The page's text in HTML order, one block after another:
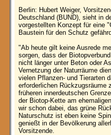
Berlin: Hubert Weiger,
Deutschland (BUND), sieht in
vorgestellten Konzept für eine
Baustein für den Schutz
"Ab heute gilt keine Ausrede
sorgen, dass der
nicht länger unter Beton oder
Vernetzung der Naturräume
vielen Pflanzen- und Tierarten
erforderlichen Rückzugsräume
früheren innerdeutschen
der Biotop-Kette am
wir schon dabei, das grüne
Naturschutz ist eben keine
genießt in der Bevölkerung
Vorsitzende.